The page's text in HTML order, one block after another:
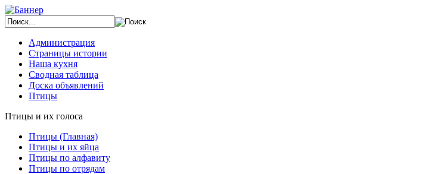
Администрация
Страницы истории
Наша кухня
Сводная таблица
Доска объявлений
Птицы
Птицы и их голоса
Птицы (Главная)
Птицы и их яйца
Птицы по алфавиту
Птицы по отрядам